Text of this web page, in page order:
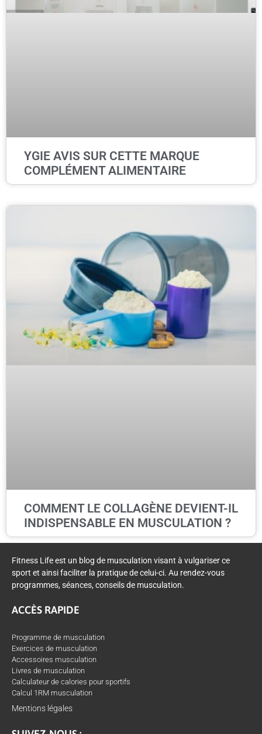
YGIE AVIS SUR CETTE MARQUE
COMPLÉMENT ALIMENTAIRE
COMMENT LE COLLAGÈNE DEVIENT-IL
INDISPENSABLE EN MUSCULATION ?
Fitness Life est un blog de musculation visant à vulgariser ce
sport et ainsi faciliter la pratique de celui-ci. Au rendez-vous
programmes, séances, conseils de musculation.
ACCÈS RAPIDE
Programme de musculation
Exercices de musculation
Accessoires musculation
Livres de musculation
Calculateur de calories pour sportifs
Calcul 1RM musculation
Mentions légales